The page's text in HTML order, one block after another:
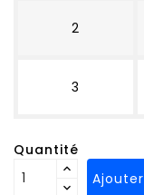
2
3
Quantité
Ajouter